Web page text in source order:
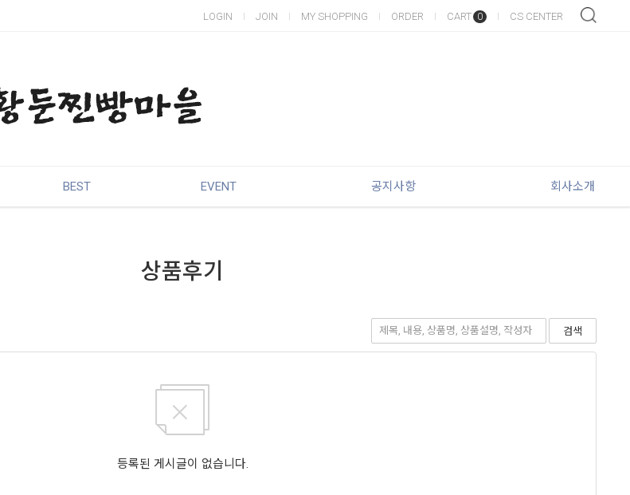
LOGIN JOIN MY SHOPPING ORDER CART 0 CS CENTER
BEST EVENT 공지사항 회사소개
상품후기
검색
등록된 게시글이 없습니다.